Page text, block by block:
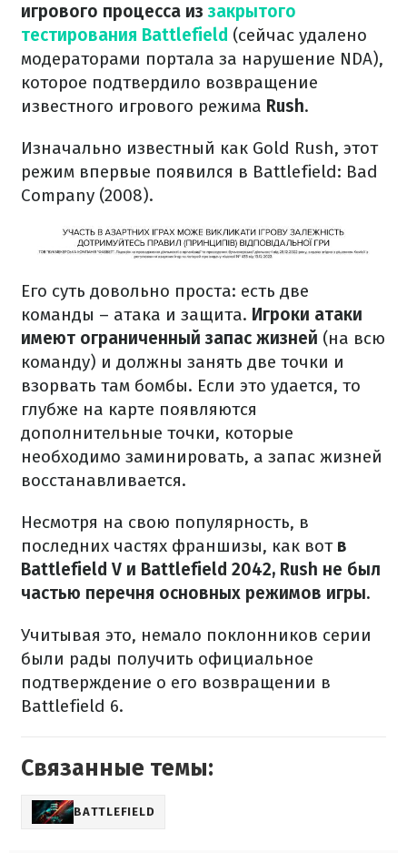
игрового процесса иззакрытого
тестирования Battlefield (сейчас удалено
модераторами портала за нарушение NDA),
которое подтвердило возвращение
известного игрового режима Rush.
Изначально известный как Gold Rush, этот
режим впервые появился в Battlefield: Bad
Company (2008).
Его суть довольно проста: есть две
команды – атака и защита. Игроки атаки
имеют ограниченный запас жизней (на всю
команду) и должны занять две точки и
взорвать там бомбы. Если это удается, то
глубже на карте появляются
дополнительные точки, которые
необходимо заминировать, а запас жизней
восстанавливается.
Несмотря на свою популярность, в
последних частях франшизы, как вот в
Battlefield V и Battlefield 2042, Rush не был
частью перечня основных режимов игры.
Учитывая это, немало поклонников серии
были рады получить официальное
подтверждение о его возвращении в
Battlefield 6.
Связанные темы:
BATTLEFIELD